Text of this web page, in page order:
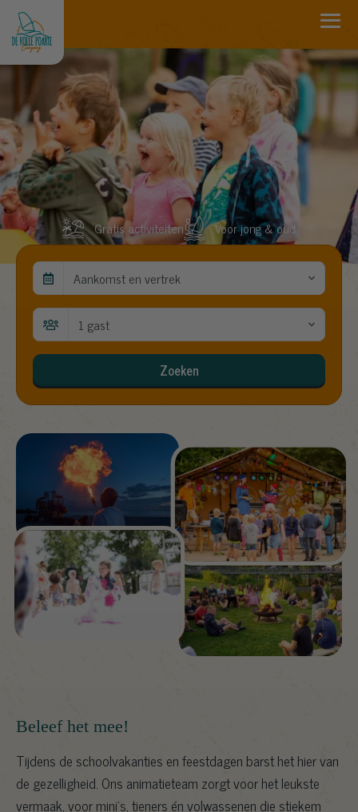
Gratis activiteiten Voor jong & oud
Aankomst en vertrek
1 gast
Zoeken
Beleef het mee!
Tijdens de schoolvakanties en feestdagen barst het hier van
de gezelligheid. Ons animatieteam zorgt voor het leukste
vermaak, voor mini’s, tieners én volwassenen die stiekem